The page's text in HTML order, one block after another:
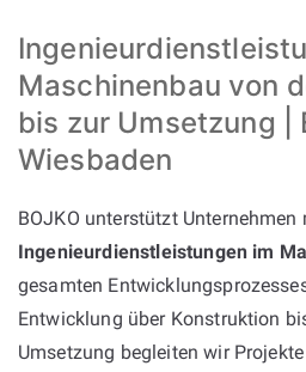
Maschinenbau von
bis zur Umsetzung |
Wiesbaden
BOJKO unterstützt Unternehmen
Ingenieurdienstleistungen im
gesamten
Entwicklung über Konstruktion
Umsetzung begleiten wir